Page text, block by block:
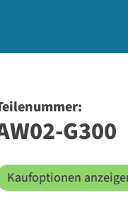
G300
Kaufoptionen